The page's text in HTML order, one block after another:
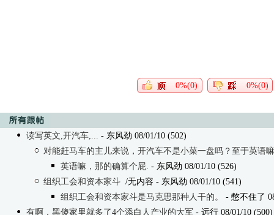
0%(0) 0%(0)
读写英文,开汽车,... - 东风劲 08/01/10 (502)
对能赶马车的主儿来说，开汽车不是小菜一盘吗？至于英语
英语嘛，那的确算个屁. - 东风劲 08/01/10 (526)
组织工会和资本家斗 /无内容 - 东风劲 08/01/10 (541)
组织工会和资本家斗是马克思那种人干的。
- 憋不住了
有啊，黑傻家里就多了4个添白人产业的大军 - 远行 08/01/10 (500)